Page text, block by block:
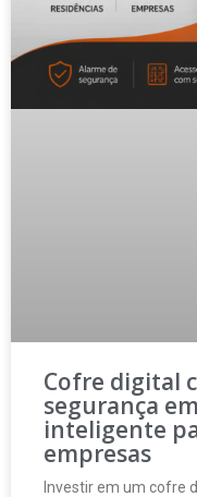
Cofre digital
segurança
inteligente
empresas
Investir em um cofre